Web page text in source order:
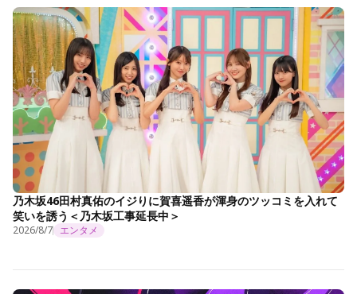
乃木坂46田村真佑のイジりに賀喜遥香が渾身のツッコミを入れて
笑いを誘う＜乃木坂工事延長中＞
2026/8/7 エンタメ